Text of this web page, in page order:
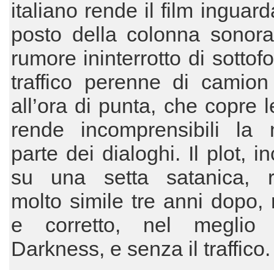
italiano rende il film
posto della colonna
rumore ininterrotto di
traffico perenne di
all’ora di punta, che copre
rende incomprensibili la
parte dei dialoghi. Il plot,
su una setta satanica,
molto simile tre anni dopo,
e corretto, nel meglio
Darkness, e senza il traffico.